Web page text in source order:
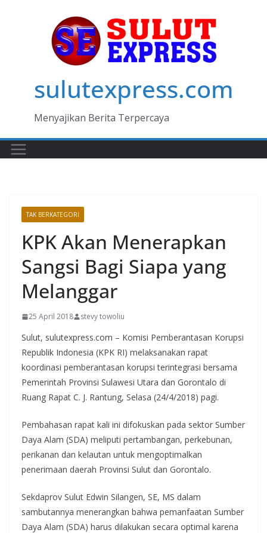
sulutexpress.com
Menyajikan Berita Terpercaya
TAK BERKATEGORI
KPK Akan Menerapkan
Sangsi Bagi Siapa yang
Melanggar
25 April 2018 stevy towoliu
Sulut, sulutexpress.com – Komisi Pemberantasan Korupsi
Republik Indonesia (KPK RI) melaksanakan rapat
koordinasi pemberantasan korupsi terintegrasi bersama
Pemerintah Provinsi Sulawesi Utara dan Gorontalo di
Ruang Rapat C. J. Rantung, Selasa (24/4/2018) pagi.
Pembahasan rapat kali ini difokuskan pada sektor Sumber
Daya Alam (SDA) meliputi pertambangan, perkebunan,
perikanan dan kelautan untuk mengoptimalkan
penerimaan daerah Provinsi Sulut dan Gorontalo.
Sekdaprov Sulut Edwin Silangen, SE, MS dalam
sambutannya menerangkan bahwa pemanfaatan Sumber
Daya Alam (SDA) harus dilakukan secara optimal karena